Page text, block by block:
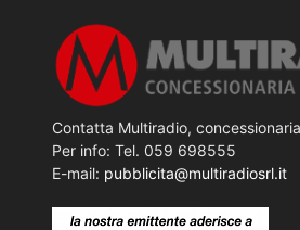
Contatta Multiradio,
Per info: Tel. 059 698555
E-mail: pubblicita@multiradiosrl.it